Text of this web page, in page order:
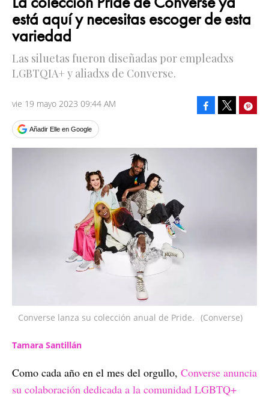
está aquí y necesitas escoger de esta
variedad
Las siluetas fueron diseñadas por empleadxs
LGBTQIA+ y aliadxs de Converse.
vie 19 mayo 2023 09:44 AM
Añadir Elle en Google
Facebook
Converse lanza su colección anual de Pride. (Converse)
Tamara Santillán
Como cada año en el mes del orgullo, Converse anuncia
su colaboración dedicada a la comunidad LGBTQ+